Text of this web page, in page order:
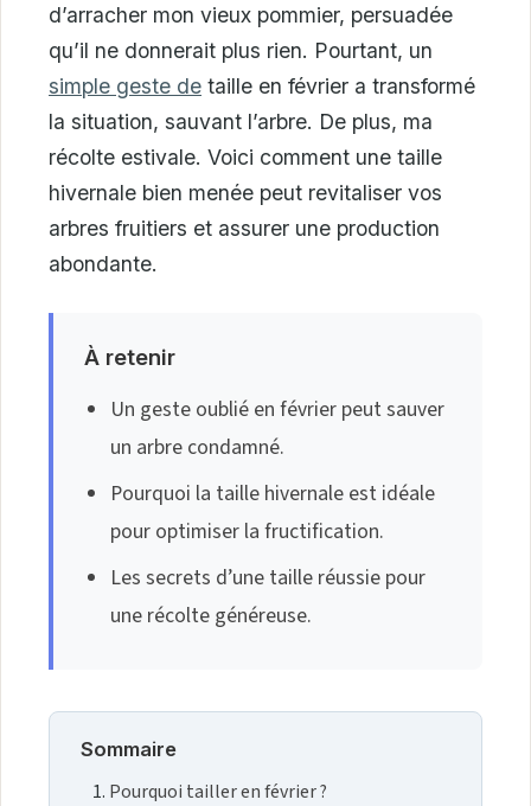
d’arracher mon vieux pommier, persuadée
qu’il ne donnerait plus rien. Pourtant, un
simple geste de taille en février a transformé
la situation, sauvant l’arbre. De plus, ma
récolte estivale. Voici comment une taille
hivernale bien menée peut revitaliser vos
arbres fruitiers et assurer une production
abondante.
À retenir
Un geste oublié en février peut sauver
un arbre condamné.
Pourquoi la taille hivernale est idéale
pour optimiser la fructification.
Les secrets d’une taille réussie pour
une récolte généreuse.
Sommaire
Pourquoi tailler en février ?